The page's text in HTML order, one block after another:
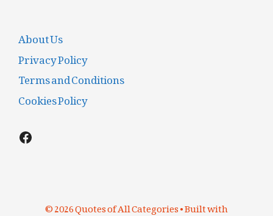
About Us
Privacy Policy
Terms and Conditions
Cookies Policy
Facebook
© 2026 Quotes of All Categories• Built with